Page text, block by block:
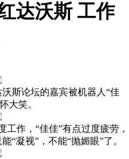
达沃斯 工作
斯论坛的嘉宾被机器人“佳
大笑。
作，“佳佳”有点过度疲劳，
“凝视”，不能“抛媚眼”了。